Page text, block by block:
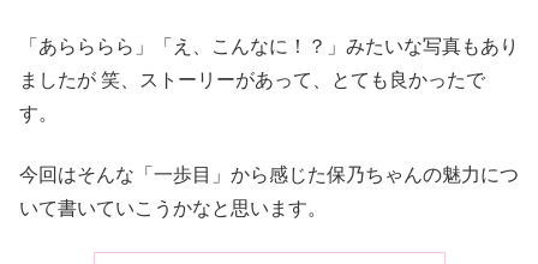
「あらららら」「え、こんなに！？」みたいな写真もあり
ましたが 笑、ストーリーがあって、とても良かったで
す。
今回はそんな「一歩目」から感じた保乃ちゃんの魅力につ
いて書いていこうかなと思います。